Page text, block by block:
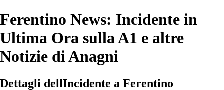
Ferentino News: Incidente in
Ultima Ora sulla A1 e altre
Notizie di Anagni
Dettagli dellIncidente a Ferentino